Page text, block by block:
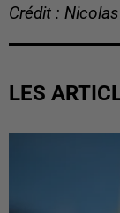
Crédit :
LES